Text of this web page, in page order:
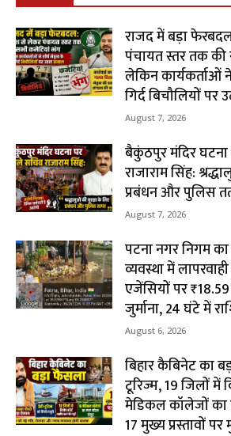
राजद में बड़ा
पंचायत स्तर तक
लेकिन कार्यकर्ताओं
गिर्द बिचौलियों पर
August 7, 2026
बैकुंठपुर मंदिर
राजाराम सिंह:
प्रबंधन और पुलिस
August 7, 2026
पटना नगर निगम
व्यवस्था में
एजेंसियों पर
जुर्माना, 24 घंटे में
August 6, 2026
बिहार कैबिनेट का
टूरिज्म, 19 जिलों में
मेडिकल कॉलेजों का
17 मुख्य प्रस्तावों पर